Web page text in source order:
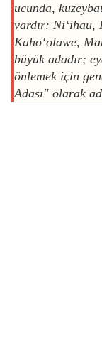
ucunda,
vardır: Niʻihau,
Kahoʻolawe,
büyük adadır;
önlemek için
Adası" olarak